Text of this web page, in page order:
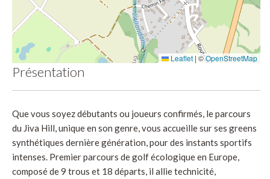
Leaflet | ©OpenStreetMap
Présentation
Que vous soyez débutants ou joueurs confirmés, le parcours
du Jiva Hill, unique en son genre, vous accueille sur ses greens
synthétiques dernière génération, pour des instants sportifs
intenses. Premier parcours de golf écologique en Europe,
composé de 9 trous et 18 départs, il allie technicité,